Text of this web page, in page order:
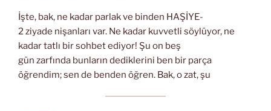
İşte, bak, ne kadar parlak ve binden HAŞİYE-
2 ziyade nişanları var. Ne kadar kuvvetli söylüyor, ne
kadar tatlı bir sohbet ediyor! Şu on beş
gün zarfında bunların dediklerini ben bir parça
öğrendim; sen de benden öğren. Bak, o zat, şu